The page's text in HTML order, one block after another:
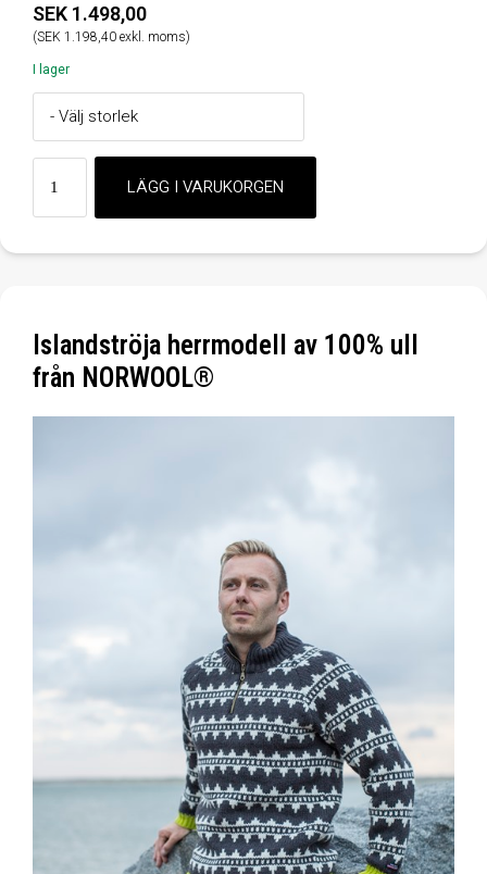
SEK 1.498,00
(SEK 1.198,40 exkl. moms)
I lager
Islandströja herrmodell av 100% ull
från NORWOOL®